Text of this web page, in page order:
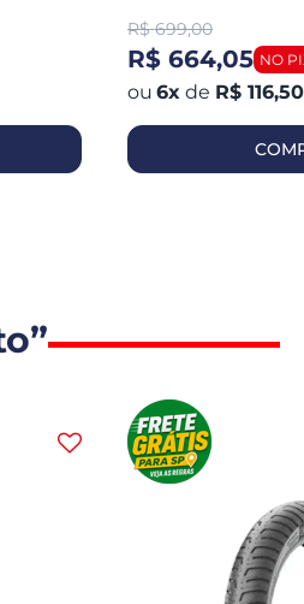
R$ 699,00
R$ 664,05
6x de R$ 116,50